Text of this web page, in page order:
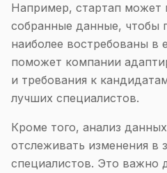
Например, стартап может
собранные данные, чтобы
наиболее востребованы в
поможет компании
и требования к
лучших специалистов.
Кроме того, анализ
отслеживать изменения в
специалистов. Это важно